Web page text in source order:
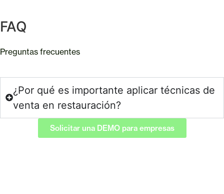
FAQ
Preguntas frecuentes
¿Por qué es importante aplicar técnicas de
venta en restauración?
Solicitar una DEMO para empresas